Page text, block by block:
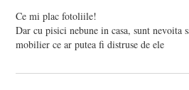
Ce mi plac fotoliile!
Dar cu pisici nebune in casa, sunt nevoita
mobilier ce ar putea fi distruse de ele